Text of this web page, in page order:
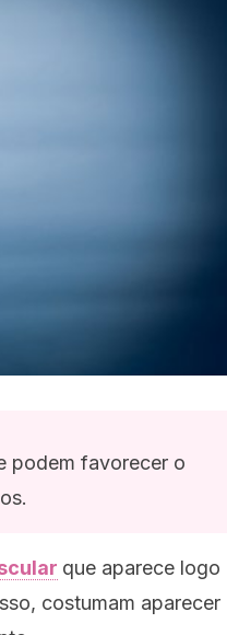
podem favorecer o
que aparece logo
costumam aparecer